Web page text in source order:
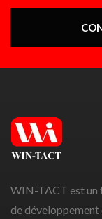
WIN-TACT est un
de